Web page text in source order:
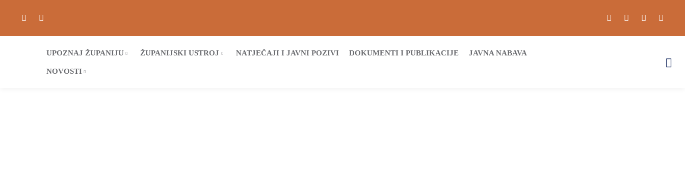
UPOZNAJ ŽUPANIJU ŽUPANIJSKI USTROJ NATJEČAJI I JAVNI POZIVI DOKUMENTI I PUBLIKACIJE JAVNA NABAVA
NOVOSTI